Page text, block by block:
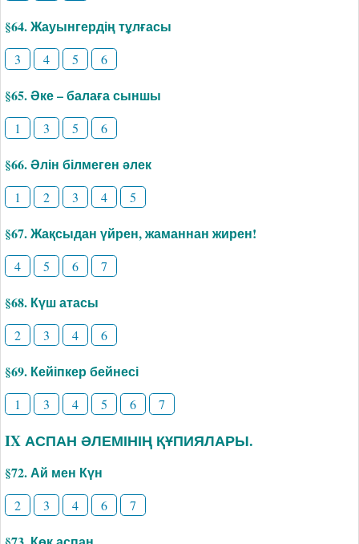
§64. Жауынгердің тұлғасы
3 4 5 6
§65. Әке – балаға сыншы
1 3 5 6
§66. Әлін білмеген әлек
1 2 3 4 5
§67. Жақсыдан үйрен, жаманнан жирен!
4 5 6 7
§68. Күш атасы
2 3 4 6
§69. Кейіпкер бейнесі
1 3 4 5 6 7
IX АСПАН ӘЛЕМІНІҢ ҚҰПИЯЛАРЫ.
§72. Ай мен Күн
2 3 4 6 7